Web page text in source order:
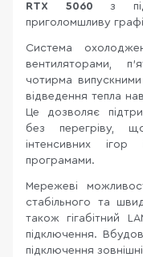
RTX 5060 з
приголомшливу
Система
вентиляторами,
чотирма
відведення тепла
Це дозволяє
без перегріву,
інтенсивних
програмами.
Мережеві
стабільного та
також гігабітний
підключення.
підключення